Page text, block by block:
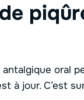
oral
à jour. C’est